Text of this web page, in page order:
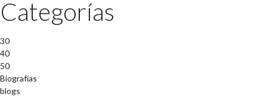
Categorías
30
40
50
Biografías
blogs